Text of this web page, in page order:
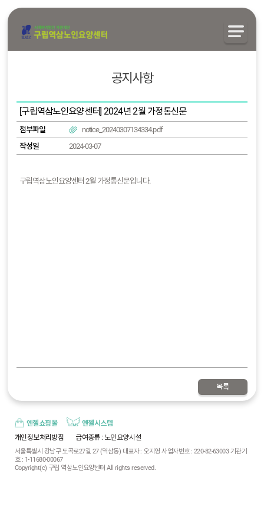
공지사항
[구립역삼노인요양센터] 2024년 2월 가정통신문
첨부파일
notice_20240307134334.pdf
작성일
2024-03-07
구립역삼노인요양센터 2월 가정통신문입니다.
목록
엔젤쇼핑몰
엔젤시스템
개인정보처리방침
급여종류 : 노인요양시설
서울특별시 강남구 도곡로27길 27 (역삼동) 대표자 : 오지영 사업자번호 : 220-82-63003 기관기
호 : 1-11680-00067
Copyright(c) 구립 역삼노인요양센터 All rights reserved.